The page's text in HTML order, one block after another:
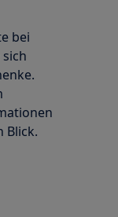
bei
Blick.